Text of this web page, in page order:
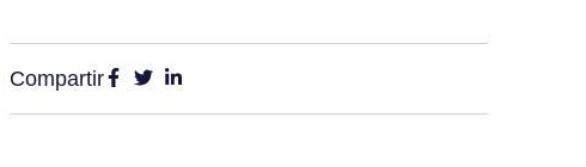
Compartir